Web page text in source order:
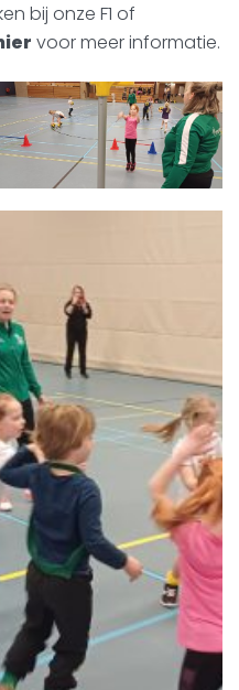
bij onze F1 of
voor meer informatie.